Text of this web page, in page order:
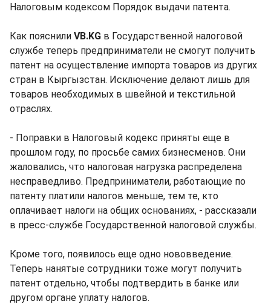
Налоговым кодексом Порядок выдачи патента.
Как пояснили VB.KG в Государственной налоговой
службе теперь предприниматели не смогут получить
патент на осуществление импорта товаров из других
стран в Кыргызстан. Исключение делают лишь для
товаров необходимых в швейной и текстильной
отраслях.
- Поправки в Налоговый кодекс приняты еще в
прошлом году, по просьбе самих бизнесменов. Они
жаловались, что налоговая нагрузка распределена
несправедливо. Предприниматели, работающие по
патенту платили налогов меньше, тем те, кто
оплачивает налоги на общих основаниях, - рассказали
в пресс-службе Государственной налоговой службы.
Кроме того, появилось еще одно нововведение.
Теперь нанятые сотрудники тоже могут получить
патент отдельно, чтобы подтвердить в банке или
другом органе уплату налогов.